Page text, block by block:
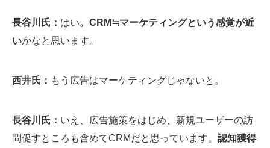
長谷川氏： はい。CRM≒マーケティングという感覚が近
いかなと思います。
西井氏： もう広告はマーケティングじゃないと。
長谷川氏： いえ、広告施策をはじめ、新規ユーザーの訪
問促すところも含めてCRMだと思っています。 認知獲得